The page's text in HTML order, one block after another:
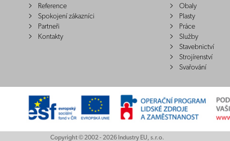
Reference
Spokojení zákazníci
Partneři
Kontakty
Obaly
Plasty
Práce
Služby
Stavebnictví
Strojírenství
Svařování
Copyright © 2002 - 2026 Industry EU, s.r.o.